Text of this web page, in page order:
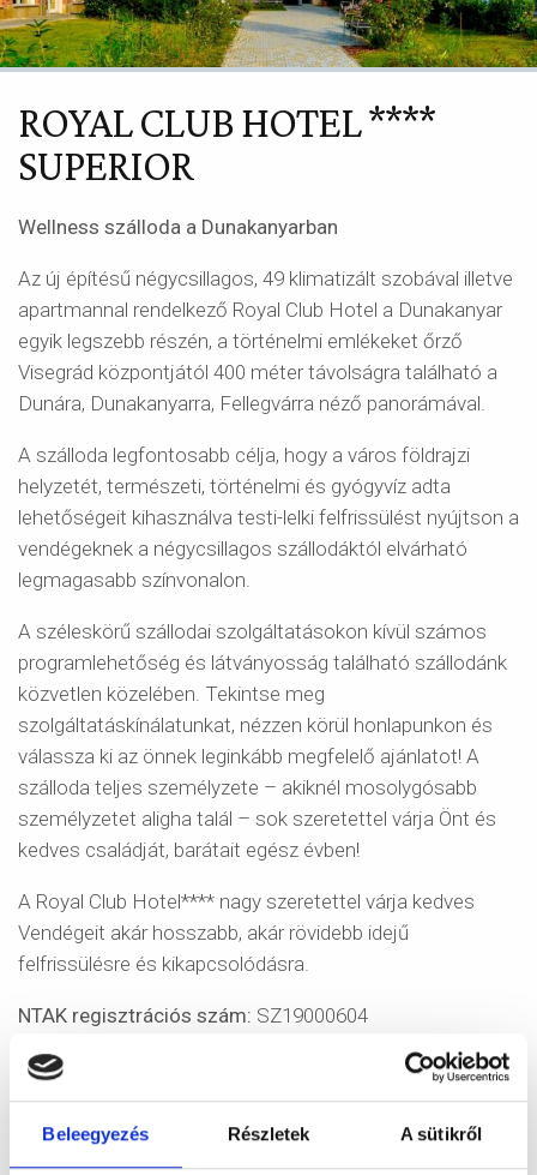
Beleegyezés Részletek A sütikről
ROYAL CLUB HOTEL ****
SUPERIOR
Wellness szálloda a Dunakanyarban
Az új építésű négycsillagos, 49 klimatizált szobával illetve
apartmannal rendelkező Royal Club Hotel a Dunakanyar
egyik legszebb részén, a történelmi emlékeket őrző
Visegrád központjától 400 méter távolságra található a
Dunára, Dunakanyarra, Fellegvárra néző panorámával.
A szálloda legfontosabb célja, hogy a város földrajzi
helyzetét, természeti, történelmi és gyógyvíz adta
lehetőségeit kihasználva testi-lelki felfrissülést nyújtson a
vendégeknek a négycsillagos szállodáktól elvárható
legmagasabb színvonalon.
A széleskörű szállodai szolgáltatásokon kívül számos
programlehetőség és látványosság található szállodánk
közvetlen közelében. Tekintse meg
szolgáltatáskínálatunkat, nézzen körül honlapunkon és
válassza ki az önnek leginkább megfelelő ajánlatot! A
szálloda teljes személyzete – akiknél mosolygósabb
személyzetet aligha talál – sok szeretettel várja Önt és
kedves családját, barátait egész évben!
A Royal Club Hotel**** nagy szeretettel várja kedves
Vendégeit akár hosszabb, akár rövidebb idejű
felfrissülésre és kikapcsolódásra.
NTAK regisztrációs szám: SZ19000604
Tel.
+36 26 597 100
Web
www.wellnesshotelvisegrad.hu/
Cím
Visegrád, Fő u. 92, 2025 Magyarország